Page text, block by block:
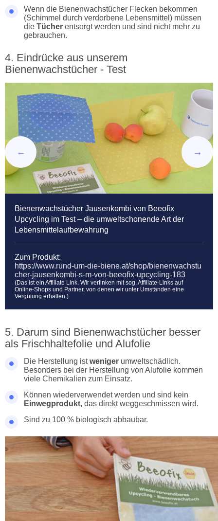
Wenn die Bienenwachstücher Flecken bekommen
(Schimmel durch verdorbene Lebensmittel) müssen
die Tücher entsorgt werden und sind nicht mehr zu
gebrauchen.
Eindrücke aus unserem
Bienenwachstücher - Test
Bienenwachstücher Jausenkombi von Beeofix
Upcycling im Test – die umweltschonende Art der
Lebensmittelaufbewahrung
Zum Produkt:
https://www.rund-um-die-biene.at/shop/bienenwachstu
cher-jausenkombi-s-m-von-beeofix-upcycling-183
(Das ist ein Affiliate Link. Wir verlinken mit sog. Affiliate-Links auf
Online-Shops und Partner, von denen wir unter Umständen eine
Vergütung erhalten.)
Darum sind Bienenwachstücher besser
als Frischhaltefolie und Alufolie
Die Herstellung istweniger umweltschädlich.
Besonders bei der Herstellung von Alufolie kommen
viele Chemikalien zum Einsatz.
Können wiederverwendet werden und sind kein
Einwegprodukt, das direkt weggeschmissen wird.
Sind zu 100 % biologisch abbaubar.